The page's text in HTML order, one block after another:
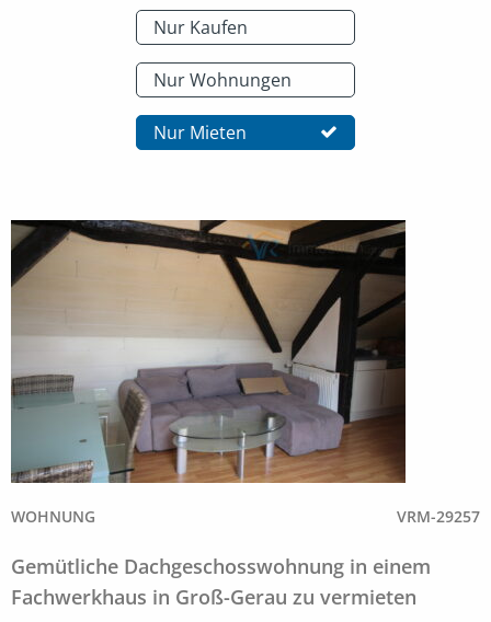
Nur Kaufen
Nur Wohnungen
Nur Mieten
WOHNUNG VRM-29257
Gemütliche Dachgeschosswohnung in einem
Fachwerkhaus in Groß-Gerau zu vermieten